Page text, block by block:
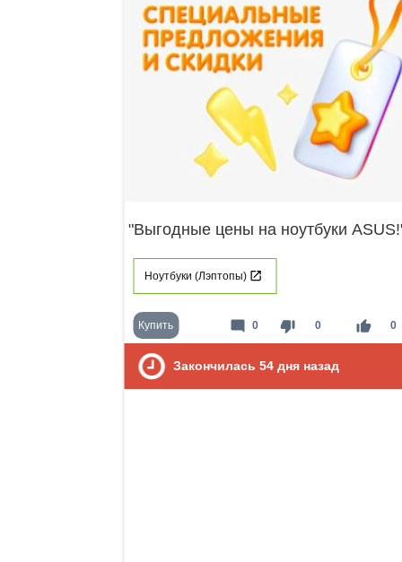
"Выгодные цены на ноутбуки
Ноутбуки (Лэптопы)
Купить thumb_down 0 thumb_up 0
mode_comment 0
Закончилась 54 дня назад